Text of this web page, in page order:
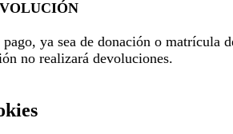
ya sea de donación o matrícula
no realizará devoluciones.